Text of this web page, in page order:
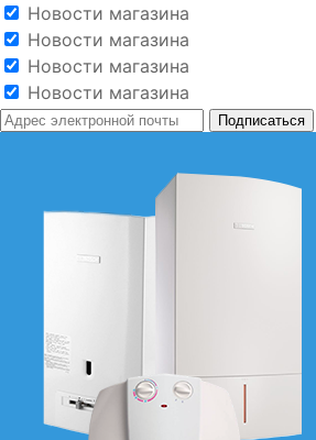
Новости магазина
Новости магазина
Новости магазина
Новости магазина